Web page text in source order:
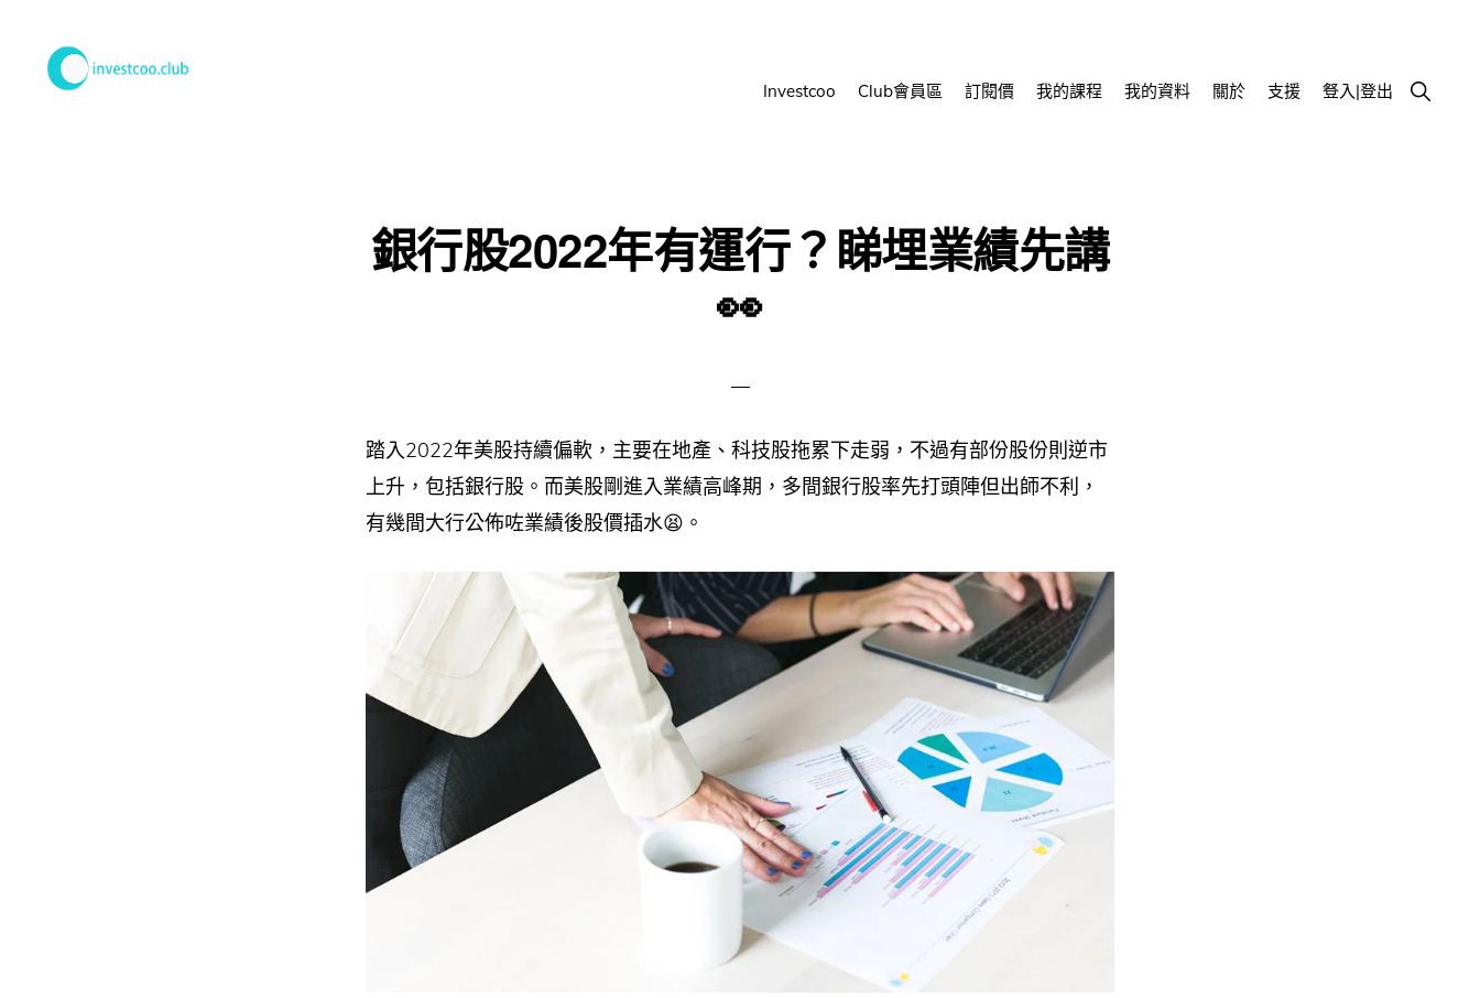
Investcoo Club會員區 訂閱價 我的課程 我的資料 關於 支援 豋入|登出 Show
Search
銀行股2022年有運行？睇埋業績先講
👀
踏入2022年美股持續偏軟，主要在地產、科技股拖累下走弱，不過有部份股份則逆市
上升，包括銀行股。而美股剛進入業績高峰期，多間銀行股率先打頭陣但出師不利，
有幾間大行公佈咗業績後股價插水😫。